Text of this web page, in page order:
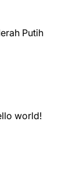
Putih
world!